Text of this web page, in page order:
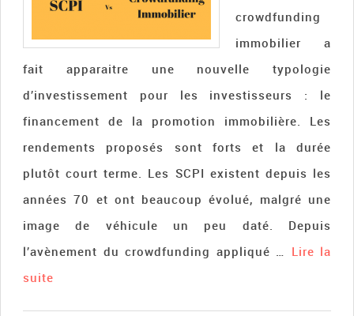
crowdfunding
immobilier a
fait apparaitre une nouvelle typologie
d’investissement pour les investisseurs : le
financement de la promotion immobilière. Les
rendements proposés sont forts et la durée
plutôt court terme. Les SCPI existent depuis les
années 70 et ont beaucoup évolué, malgré une
image de véhicule un peu daté. Depuis
l’avènement du crowdfunding appliqué … Lire la
suite­­